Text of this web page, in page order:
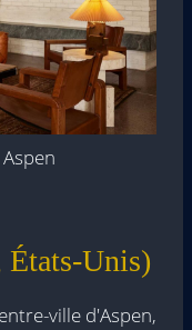
Unis)
ville d'Aspen,